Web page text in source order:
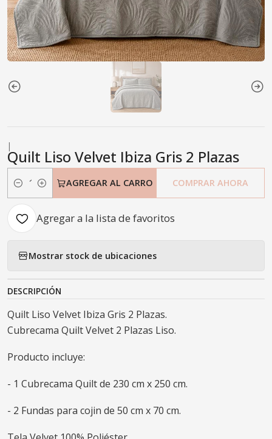
|
Quilt Liso Velvet Ibiza Gris 2 Plazas
Cantidad
AGREGAR AL CARRO COMPRAR AHORA
Agregar a la lista de favoritos
Mostrar stock de ubicaciones
DESCRIPCIÓN
Quilt Liso Velvet Ibiza Gris 2 Plazas.
Cubrecama Quilt Velvet 2 Plazas Liso.
Producto incluye:
- 1 Cubrecama Quilt de 230 cm x 250 cm.
- 2 Fundas para cojin de 50 cm x 70 cm.